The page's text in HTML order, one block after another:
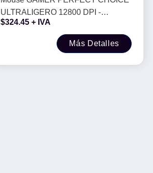
ULTRALIGERO 12800 DPI -
LITEBEE -
$324.45 + IVA
Más Detalles